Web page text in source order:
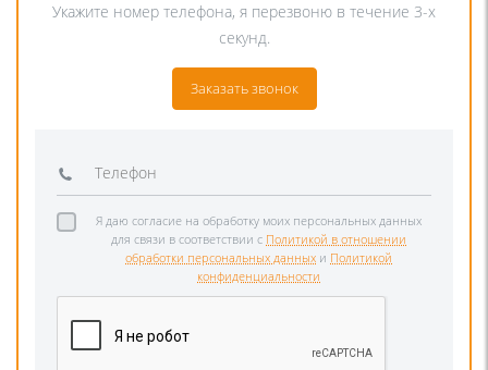
Укажите номер телефона, я перезвоню в течение 3-х
секунд.
Заказать звонок
Я даю согласие на обработку моих персональных данных
для связи в соответствии с Политикой в отношении
обработки персональных данных и Политикой
конфиденциальности